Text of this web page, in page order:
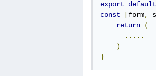
export default
const
[form,
return
(
.....
)
}